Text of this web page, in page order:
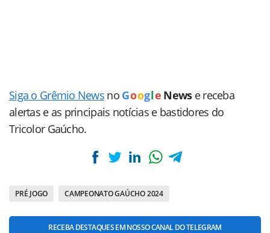
Siga o Grêmio News no Goog le News e receba
alertas e as principais notícias e bastidores do
Tricolor Gaúcho.
PRÉ JOGO CAMPEONATO GAÚCHO 2024
RECEBA DESTAQUES EM NOSSO CANAL DO TELEGRAM